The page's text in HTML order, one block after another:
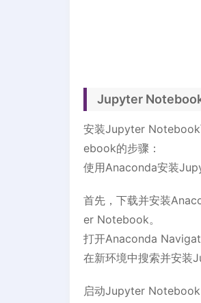
Jupyter
安装Jupyter Notebook
ebook的步骤：
使用Anaconda安装
首先，下载并安装
er Notebook。
打开Anaconda
在新环境中搜索并安装
启动Jupyter Notebook